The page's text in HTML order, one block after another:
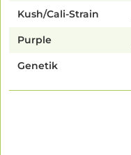
Kush/Cali-Strain
Purple
Genetik